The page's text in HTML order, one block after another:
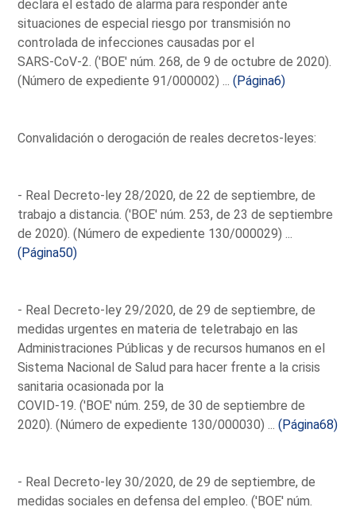
declara el estado de alarma para responder ante
situaciones de especial riesgo por transmisión no
controlada de infecciones causadas por el
SARS-CoV-2. ('BOE' núm. 268, de 9 de octubre de 2020).
(Número de expediente 91/000002) ...(Página6)
Convalidación o derogación de reales decretos-leyes:
- Real Decreto-ley 28/2020, de 22 de septiembre, de
trabajo a distancia. ('BOE' núm. 253, de 23 de septiembre
de 2020). (Número de expediente 130/000029) ...
(Página50)
- Real Decreto-ley 29/2020, de 29 de septiembre, de
medidas urgentes en materia de teletrabajo en las
Administraciones Públicas y de recursos humanos en el
Sistema Nacional de Salud para hacer frente a la crisis
sanitaria ocasionada por la
COVID-19. ('BOE' núm. 259, de 30 de septiembre de
2020). (Número de expediente 130/000030) ...(Página68)
- Real Decreto-ley 30/2020, de 29 de septiembre, de
medidas sociales en defensa del empleo. ('BOE' núm.